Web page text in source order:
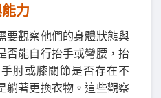
力
要觀察他們的身體狀態與
否能自行抬手或彎腰，抬
肘或膝關節是否存在不
躺著更換衣物。這些觀察